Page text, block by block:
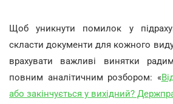
Щоб уникнути помилок у
скласти документи для кожного
врахувати важливі винятки
повним аналітичним розбором: «
або закінчується у вихідний?